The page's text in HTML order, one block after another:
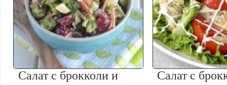
Салат с брокколи и
Салат с